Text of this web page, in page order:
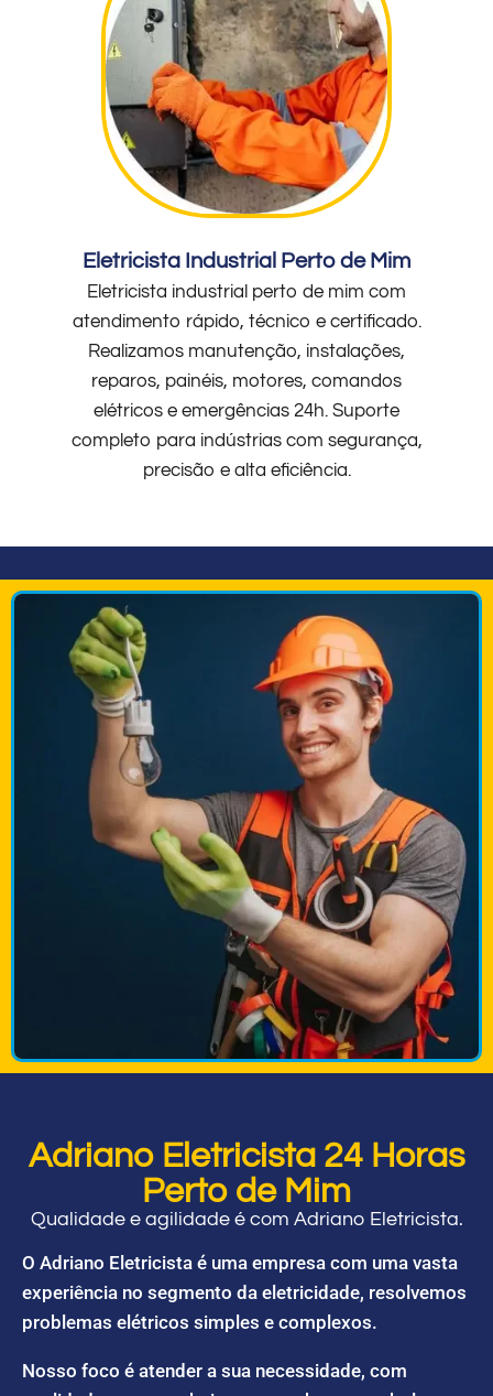
Eletricista Industrial Perto de Mim
Eletricista industrial perto de mim com
atendimento rápido, técnico e certificado.
Realizamos manutenção, instalações,
reparos, painéis, motores, comandos
elétricos e emergências 24h. Suporte
completo para indústrias com segurança,
precisão e alta eficiência.
Adriano Eletricista 24 Horas
Perto de Mim
Qualidade e agilidade é com Adriano Eletricista.
O Adriano Eletricista é uma empresa com uma vasta
experiência no segmento da eletricidade, resolvemos
problemas elétricos simples e complexos.
Nosso foco é atender a sua necessidade, com